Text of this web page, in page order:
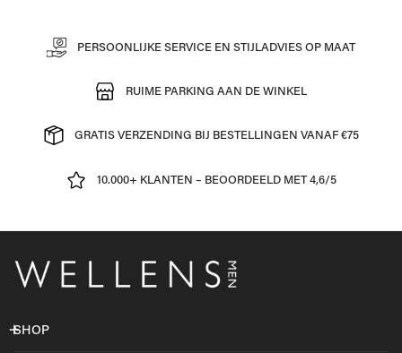
PERSOONLIJKE SERVICE EN STIJLADVIES OP MAAT
RUIME PARKING AAN DE WINKEL
GRATIS VERZENDING BIJ BESTELLINGEN VANAF €75
10.000+ KLANTEN – BEOORDEELD MET 4,6/5
SHOP